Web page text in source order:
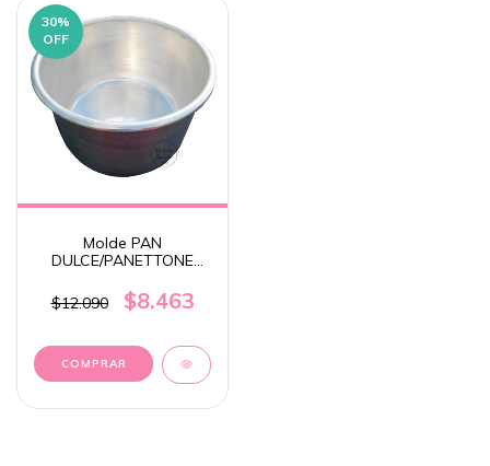
30%
OFF
Molde PAN
DULCE/PANETTONE
$12.090
$8.463